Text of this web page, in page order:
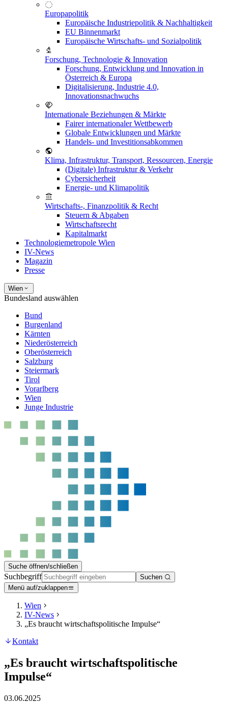
Europapolitik
Europäische Industriepolitik & Nachhaltigkeit
EU Binnenmarkt
Europäische Wirtschafts- und Sozialpolitik
Forschung, Technologie & Innovation
Forschung, Entwicklung und Innovation in
Österreich & Europa
Digitalisierung, Industrie 4.0,
Innovationsnachwuchs
Internationale Beziehungen & Märkte
Fairer internationaler Wettbewerb
Globale Entwicklungen und Märkte
Handels- und Investitionsabkommen
Klima, Infrastruktur, Transport, Ressourcen, Energie
(Digitale) Infrastruktur & Verkehr
Cybersicherheit
Energie- und Klimapolitik
Wirtschafts-, Finanzpolitik & Recht
Steuern & Abgaben
Wirtschaftsrecht
Kapitalmarkt
Technologiemetropole Wien
IV-News
Magazin
Presse
Wien
Bundesland auswählen
Bund
Burgenland
Kärnten
Niederösterreich
Oberösterreich
Salzburg
Steiermark
Tirol
Vorarlberg
Wien
Junge Industrie
Suche öffnen/schließen
Suchbegriff
Suchen
Menü auf/zuklappen
Wien
IV-News
„Es braucht wirtschaftspolitische Impulse“
Kontakt
„Es braucht wirtschaftspolitische
Impulse“
03.06.2025